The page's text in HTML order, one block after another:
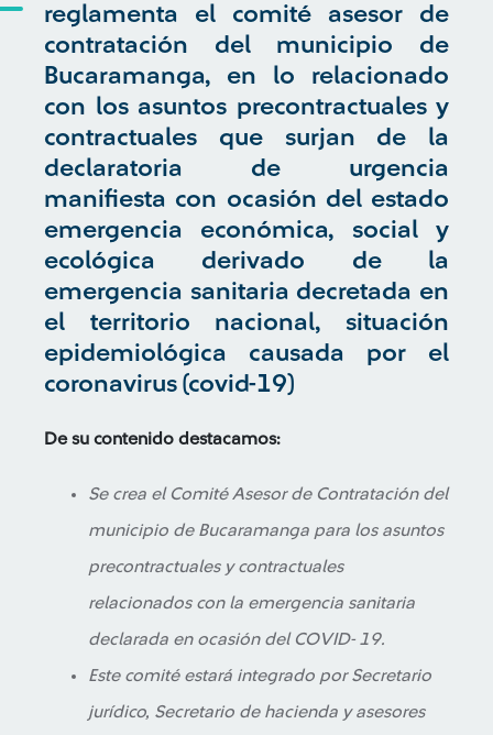
reglamenta el comité asesor de
contratación del municipio de
Bucaramanga, en lo relacionado
con los asuntos precontractuales y
contractuales que surjan de la
declaratoria de urgencia
manifiesta con ocasión del estado
emergencia económica, social y
ecológica derivado de la
emergencia sanitaria decretada en
el territorio nacional, situación
epidemiológica causada por el
coronavirus (covid-19)
De su contenido destacamos:
Se crea el Comité Asesor de Contratación del
municipio de Bucaramanga para los asuntos
precontractuales y contractuales
relacionados con la emergencia sanitaria
declarada en ocasión del COVID- 19.
Este comité estará integrado por Secretario
jurídico, Secretario de hacienda y asesores